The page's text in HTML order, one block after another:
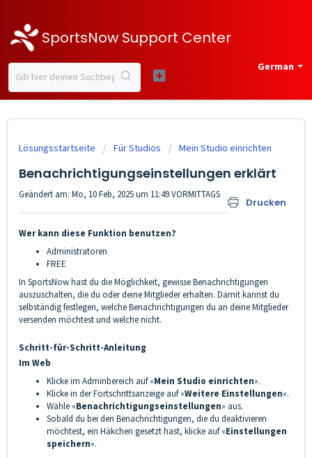
SportsNow Support Center
German
Lösungsstartseite Für Studios Mein Studio einrichten
Benachrichtigungseinstellungen erklärt
Drucken
Geändert am: Mo, 10 Feb, 2025 um 11:49 VORMITTAGS
Wer kann diese Funktion benutzen?
Administratoren
FREE
In SportsNow hast du die Möglichkeit, gewisse Benachrichtigungen
auszuschalten, die du oder deine Mitglieder erhalten. Damit kannst du
selbständig festlegen, welche Benachrichtigungen du an deine Mitglieder
versenden möchtest und welche nicht.
Schritt-für-Schritt-Anleitung
Im Web
Klicke im Adminbereich auf «Mein Studio einrichten».
Klicke in der Fortschrittsanzeige auf «Weitere Einstellungen».
Wähle «Benachrichtigungseinstellungen» aus.
Sobald du bei den Benachrichtigungen, die du deaktivieren
möchtest, ein Häkchen gesetzt hast, klicke auf «Einstellungen
speichern».